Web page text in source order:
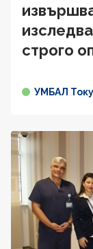
строго
УМБАЛ